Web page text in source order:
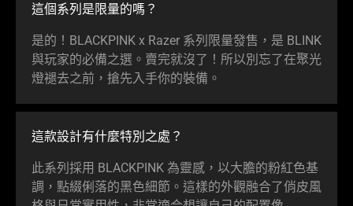
這個系列是限量的嗎 ？
是的！BLACKPINK x Razer 系列限量發售，是 BLINK
與玩家的必備之選。賣完就沒了！所以別忘了在聚光
燈褪去之前，搶先入手你的裝備 。
這款設計有什麼特別 之處 ？
此系列採用 BLACKPINK 為靈感，以大膽的粉紅色基
調，點綴俐落的黑色細節。這樣的外觀融合了俏皮風